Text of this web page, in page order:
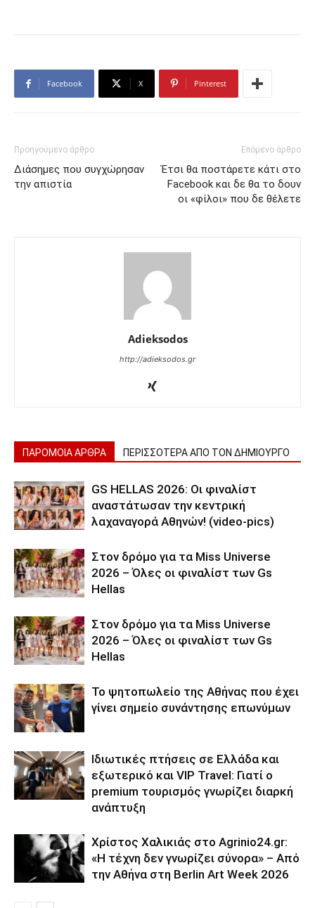
Facebook X Pinterest
Προηγούμενο άρθρο
Διάσημες που συγχώρησαν
την απιστία
Επόμενο άρθρο
Έτσι θα ποστάρετε κάτι στο
Facebook και δε θα το δουν
οι «φίλοι» που δε θέλετε
Adieksodos
http://adieksodos.gr
ΠΑΡΟΜΟΙΑ ΑΡΘΡΑ ΠΕΡΙΣΣΟΤΕΡΑ ΑΠΟ ΤΟΝ ΔΗΜΙΟΥΡΓΟ
GS HELLAS 2026: Οι φιναλίστ
αναστάτωσαν την κεντρική
λαχαναγορά Αθηνών! (video-pics)
Στον δρόμο για τα Miss Universe
2026 – Όλες οι φιναλίστ των Gs
Hellas
Στον δρόμο για τα Miss Universe
2026 – Όλες οι φιναλίστ των Gs
Hellas
Το ψητοπωλείο της Αθήνας που έχει
γίνει σημείο συνάντησης επωνύμων
Ιδιωτικές πτήσεις σε Ελλάδα και
εξωτερικό και VIP Travel: Γιατί ο
premium τουρισμός γνωρίζει διαρκή
ανάπτυξη
Χρίστος Χαλικιάς στο Agrinio24.gr:
«Η τέχνη δεν γνωρίζει σύνορα» – Από
την Αθήνα στη Berlin Art Week 2026